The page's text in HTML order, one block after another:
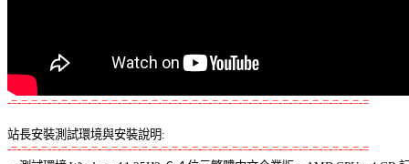
-=-=-=-=-=-=-=-=-=-=-=-=-=-=-=-=-=-=-=-=-=-=-=-=-=-=-=-=-=-=-=-=-=-=-=-=
站長安裝測試環境與安裝說明:
-=-=-=-=-=-=-=-=-=-=-=-=-=-=-=-=-=-=-=-=-=-=-=-=-=-=-=-=-=-=-=-=-=-=-=-=